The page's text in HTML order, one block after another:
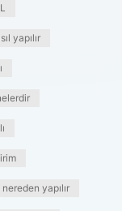
yapılır
nereden yapılır